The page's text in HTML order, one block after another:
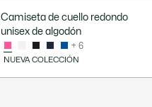
Camiseta de cuello redondo
unisex de algodón
+ 6
NUEVA COLECCIÓN